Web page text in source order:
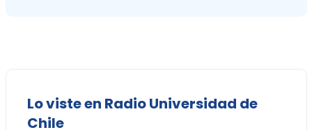
Lo viste en Radio Universidad de
Chile